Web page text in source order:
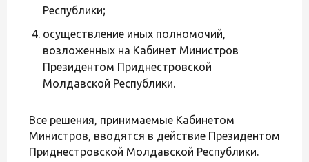
Республики;
осуществление иных полномочий,
возложенных на Кабинет Министров
Президентом Приднестровской
Молдавской Республики.
Все решения, принимаемые Кабинетом
Министров, вводятся в действие Президентом
Приднестровской Молдавской Республики.